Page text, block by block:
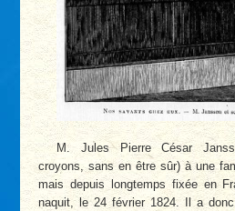
M. Jules Pierre César
croyons, sans en être sûr) à une
mais depuis longtemps fixée en
naquit, le 24 février 1824. Il a